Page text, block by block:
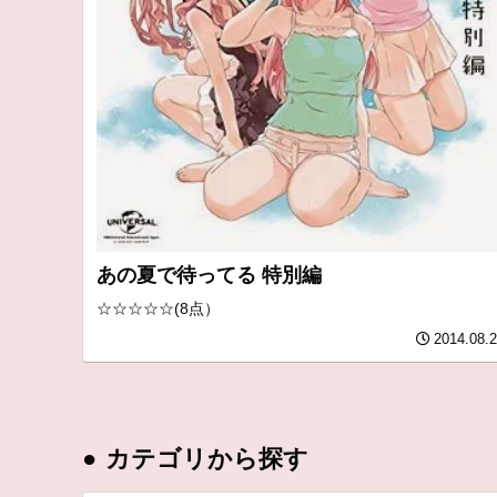
あの夏で待ってる 特別編
☆☆☆☆☆(8点）
● カテゴリから探す